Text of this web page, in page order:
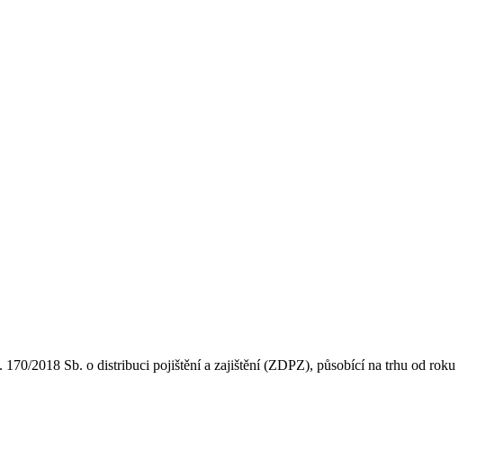
2018 Sb. o distribuci pojištění a zajištění (ZDPZ), působící na trhu od roku